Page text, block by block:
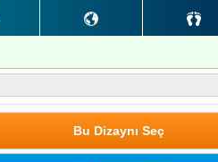
Bu Dizaynı Seç